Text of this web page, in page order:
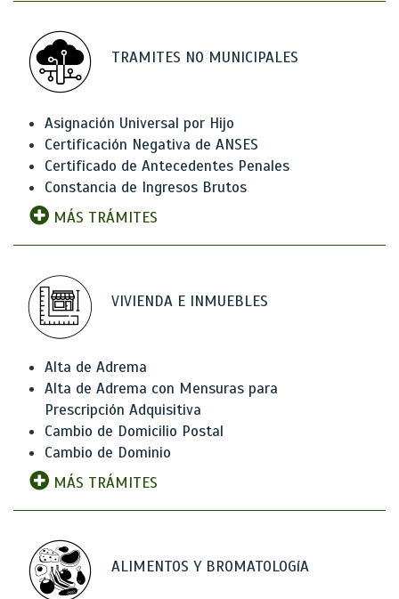
TRAMITES NO MUNICIPALES
Asignación Universal por Hijo
Certificación Negativa de ANSES
Certificado de Antecedentes Penales
Constancia de Ingresos Brutos
MÁS TRÁMITES
VIVIENDA E INMUEBLES
Alta de Adrema
Alta de Adrema con Mensuras para
Prescripción Adquisitiva
Cambio de Domicilio Postal
Cambio de Dominio
MÁS TRÁMITES
ALIMENTOS Y BROMATOLOGíA